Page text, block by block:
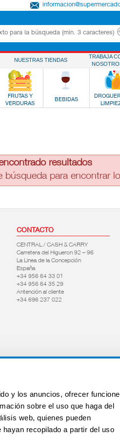
y los anuncios, ofrecer
sobre el uso que haga del
web, quienes pueden
recopilado a partir del uso
NUESTRAS TIENDAS
TRABAJA
FRUTAS Y
VERDURAS
BEBIDAS
resultados
búsqueda para encontrar
CONTACTO
CENTRAL / CASH & CARRY
Carretera del Higueron 92 – 96
La Linea de la Concepción
España
+34 956 64 33 01
+34 956 64 35 29
Antención al cliente
+34 696 237 022